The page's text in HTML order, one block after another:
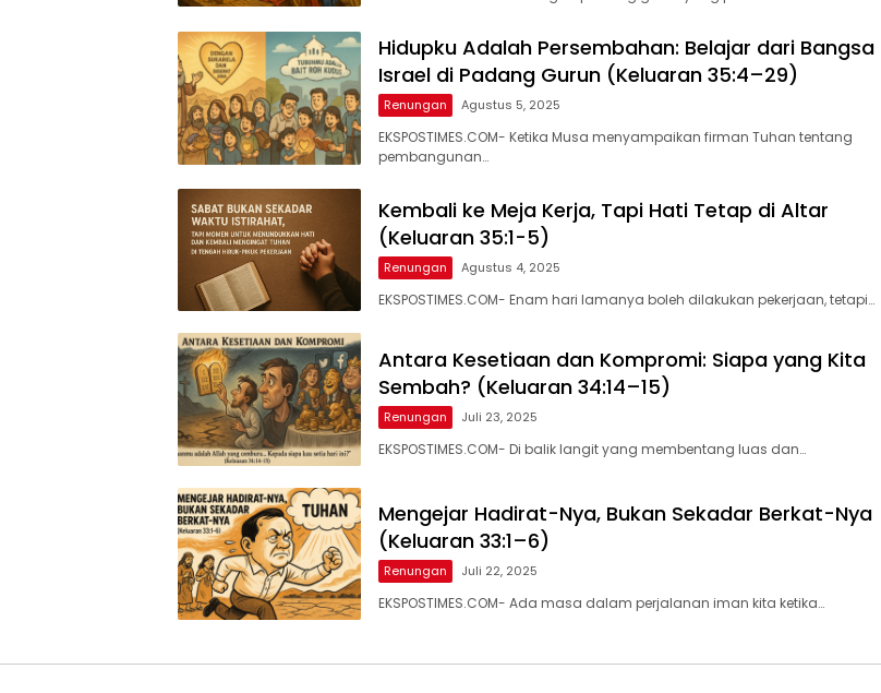
Hidupku Adalah Persembahan: Belajar dari Bangsa
Israel di Padang Gurun (Keluaran 35:4–29)
Renungan Agustus 5, 2025
EKSPOSTIMES.COM- Ketika Musa menyampaikan firman Tuhan tentang
pembangunan…
Kembali ke Meja Kerja, Tapi Hati Tetap di Altar
(Keluaran 35:1-5)
Renungan Agustus 4, 2025
EKSPOSTIMES.COM- Enam hari lamanya boleh dilakukan pekerjaan, tetapi…
Antara Kesetiaan dan Kompromi: Siapa yang Kita
Sembah? (Keluaran 34:14–15)
Renungan Juli 23, 2025
EKSPOSTIMES.COM- Di balik langit yang membentang luas dan…
Mengejar Hadirat-Nya, Bukan Sekadar Berkat-Nya
(Keluaran 33:1–6)
Renungan Juli 22, 2025
EKSPOSTIMES.COM- Ada masa dalam perjalanan iman kita ketika…